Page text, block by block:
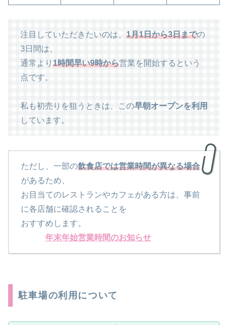
注目していただきたいのは、 1月1日から3日までの
3日間は、
通常より 1時間早い9時から営業を開始するという
点です。
私も初売りを狙うときは、この早朝オープンを利用
しています。
ただし、一部の飲食店では営業時間が異なる場合
があるため、
お目当てのレストランやカフェがある方は、事前
に各店舗に確認されることを
おすすめします。
年末年始営業時間のお知らせ
駐車場の利用について